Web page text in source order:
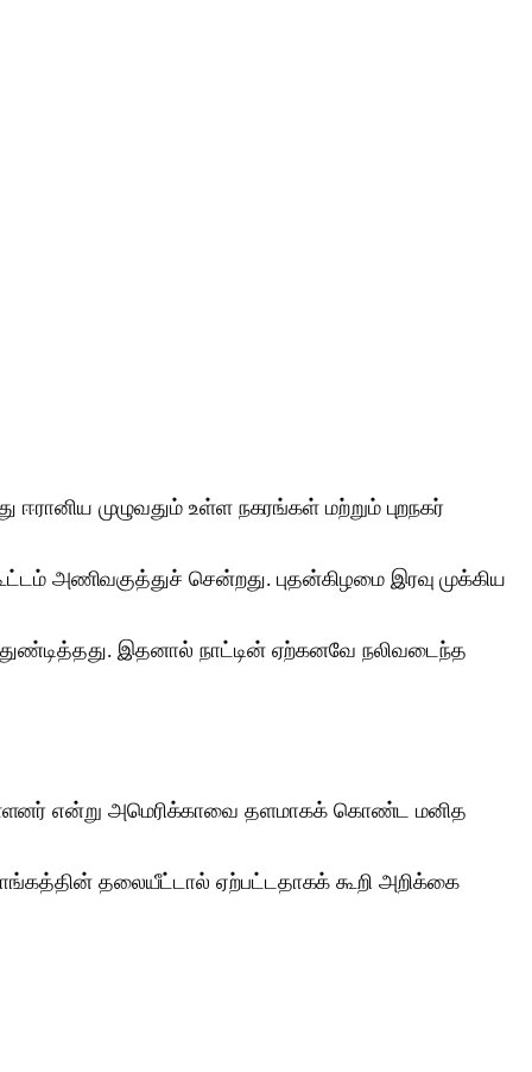
முழுவதும் உள்ள நகரங்கள் மற்றும் புறநகர்
அணிவகுத்துச் சென்றது. புதன்கிழமை இரவு முக்கிய
இதனால் நாட்டின் ஏற்கனவே நலிவடைந்த
என்று அமெரிக்காவை தளமாகக் கொண்ட மனித
தலையீட்டால் ஏற்பட்டதாகக் கூறி அறிக்கை